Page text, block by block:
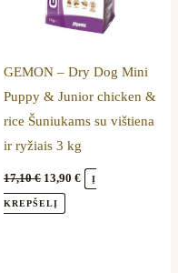
GEMON – Dry Dog Mini
Puppy & Junior chicken &
rice Šuniukams su vištiena
ir ryžiais 3 kg
17,10€ 13,90 € Į
KREPŠELĮ